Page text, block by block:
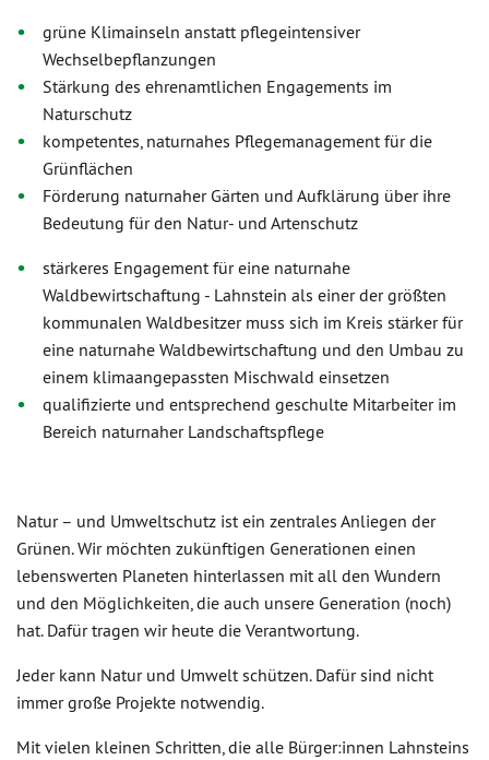
grüne Klimainseln anstatt pflegeintensiver
Wechselbepflanzungen
Stärkung des ehrenamtlichen Engagements im
Naturschutz
kompetentes, naturnahes Pflegemanagement für die
Grünflächen
Förderung naturnaher Gärten und Aufklärung über ihre
Bedeutung für den Natur- und Artenschutz
stärkeres Engagement für eine naturnahe
Waldbewirtschaftung - Lahnstein als einer der größten
kommunalen Waldbesitzer muss sich im Kreis stärker für
eine naturnahe Waldbewirtschaftung und den Umbau zu
einem klimaangepassten Mischwald einsetzen
qualifizierte und entsprechend geschulte Mitarbeiter im
Bereich naturnaher Landschaftspflege
Natur – und Umweltschutz ist ein zentrales Anliegen der
Grünen. Wir möchten zukünftigen Generationen einen
lebenswerten Planeten hinterlassen mit all den Wundern
und den Möglichkeiten, die auch unsere Generation (noch)
hat. Dafür tragen wir heute die Verantwortung.
Jeder kann Natur und Umwelt schützen. Dafür sind nicht
immer große Projekte notwendig.
Mit vielen kleinen Schritten, die alle Bürger:innen Lahnsteins